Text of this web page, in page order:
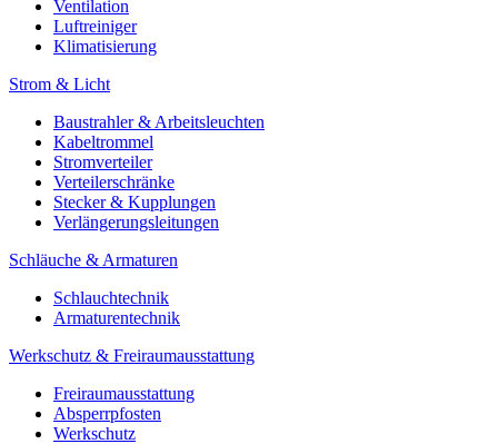
Ventilation
Luftreiniger
Klimatisierung
Strom & Licht
Baustrahler & Arbeitsleuchten
Kabeltrommel
Stromverteiler
Verteilerschränke
Stecker & Kupplungen
Verlängerungs­leitungen
Schläuche & Armaturen
Schlauchtechnik
Armaturentechnik
Werkschutz & Freiraumausstattung
Freiraumausstattung
Absperrpfosten
Werkschutz